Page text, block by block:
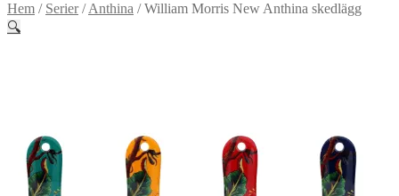
Hem / Serier/Anthina /William Morris New Anthina skedlägg
🔍